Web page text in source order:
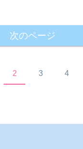
次のページ
2 3 4